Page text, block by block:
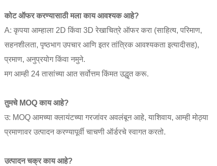
कोट ऑफर करण्यासाठी मला काय आवश्यक आहे?
A: कृपया आम्हाला 2D किंवा 3D रेखाचित्रे ऑफर करा (साहित्य, परिमाण,
सहनशीलता, पृष्ठभाग उपचार आणि इतर तांत्रिक आवश्यकता इत्यादीसह),
प्रमाण, अनुप्रयोग किंवा नमुने.
मग आम्ही 24 तासांच्या आत सर्वोत्तम किंमत उद्धृत करू.
तुमचे MOQ काय आहे?
उ: MOQ आमच्या क्लायंटच्या गरजांवर अवलंबून आहे, याशिवाय, आम्ही मोठ्या
प्रमाणावर उत्पादन करण्यापूर्वी चाचणी ऑर्डरचे स्वागत करतो.
उत्पादन चक्र काय आहे?